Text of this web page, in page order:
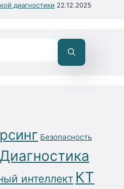
диагностики 22.12.2025
Безопасность
Диагностика
интеллект КТ